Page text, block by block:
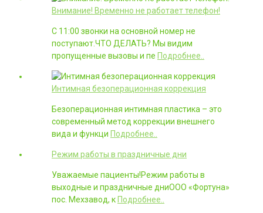
Внимание! Временно не работает телефон!
С 11:00 звонки на основной номер не
поступают.ЧТО ДЕЛАТЬ? Мы видим
пропущенные вызовы и пе Подробнее..
Интимная безоперационная коррекция
Безоперационная интимная пластика – это
современный метод коррекции внешнего
вида и функци Подробнее..
Режим работы в праздничные дни
Уважаемые пациенты!Режим работы в
выходные и праздничные дниООО «Фортуна»
пос. Мехзавод, к Подробнее..